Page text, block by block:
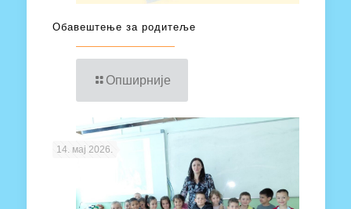
Обавештење за родитеље
Опширније
14. мај 2026.